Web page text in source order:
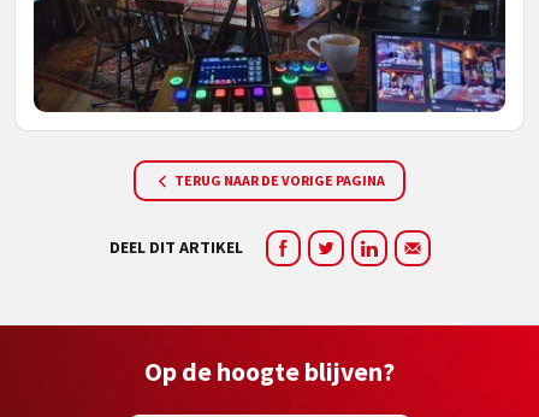
TERUG NAAR DE VORIGE PAGINA
DEEL DIT ARTIKEL
Op de hoogte blijven?